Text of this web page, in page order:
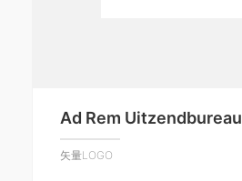
Ad Rem Uitzendbureau
矢量LOGO